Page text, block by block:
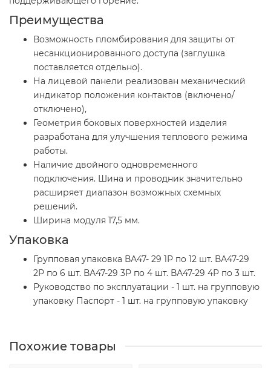
Преимущества
Возможность пломбирования для защиты от
несанкционированного доступа (заглушка
поставляется отдельно).
На лицевой панели реализован механический
индикатор положения контактов (включено/
отключено),
Геометрия боковых поверхностей изделия
разработана для улучшения теплового режима
работы.
Наличие двойного одновременного
подключения. Шина и проводник значительно
расширяет диапазон возможных схемных
решений.
Ширина модуля 17,5 мм.
Упаковка
Групповая упаковка ВА47- 29 1Р по 12 шт. ВА47-29
2Р по 6 шт. ВА47-29 3Р по 4 шт. ВА47-29 4Р по 3 шт.
Руководство по эксплуатации - 1 шт. на групповую
упаковку Паспорт - 1 шт. на групповую упаковку
Похожие товары